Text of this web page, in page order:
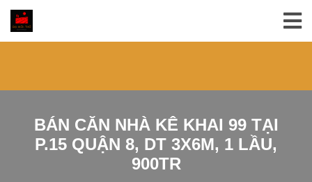
BÁN CĂN NHÀ KÊ KHAI 99 TẠI
P.15 QUẬN 8, DT 3X6M, 1 LẦU,
900TR